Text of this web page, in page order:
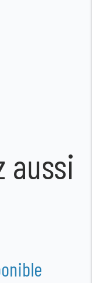
aussi